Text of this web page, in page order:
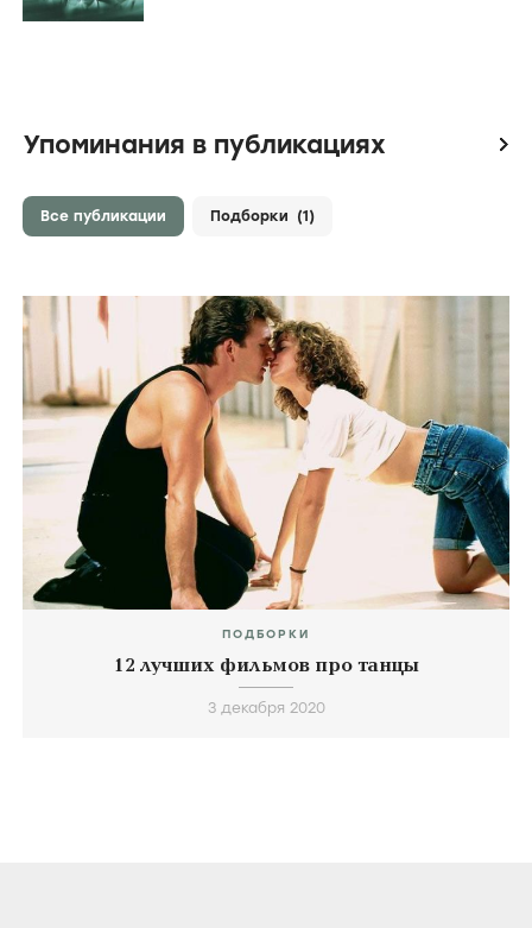
Упоминания в публикациях icon
Все публикации Подборки (1)
ПОДБОРКИ
12 лучших фильмов про танцы
3 декабря 2020